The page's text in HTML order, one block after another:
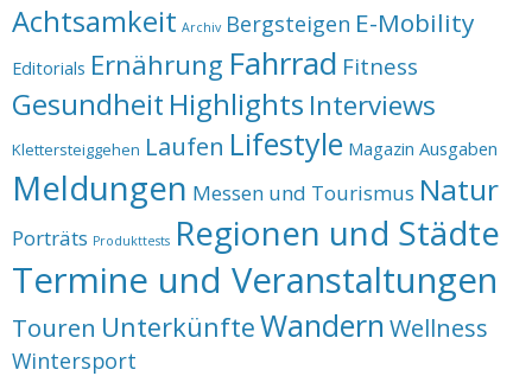
Achtsamkeit Archiv Bergsteigen E-Mobility
Editorials Ernährung Fahrrad Fitness
Gesundheit Highlights Interviews
Klettersteiggehen Laufen Lifestyle Magazin Ausgaben
Meldungen Messen und Tourismus Natur
Porträts Produkttests Regionen und Städte
Termine und Veranstaltungen
Touren UnterkünfteWandern Wellness
Wintersport